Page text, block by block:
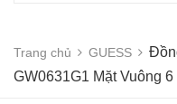
Trang chủ GUESS
GW0631G1 Mặt Vuông